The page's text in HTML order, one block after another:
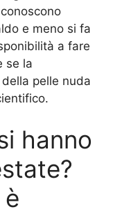
e meno si fa
a fare
se la
pelle nuda
hanno